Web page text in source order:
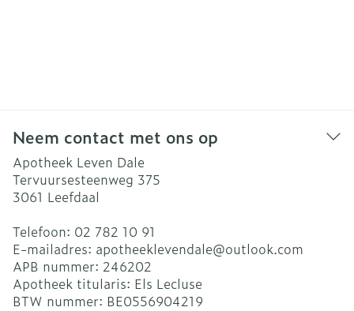
Neem contact met ons op
Apotheek Leven Dale
Tervuursesteenweg 375
3061 Leefdaal
Telefoon: 02 782 10 91
E-mailadres: apotheeklevendale@outlook.com
APB nummer: 246202
Apotheek titularis: Els Lecluse
BTW nummer: BE0556904219